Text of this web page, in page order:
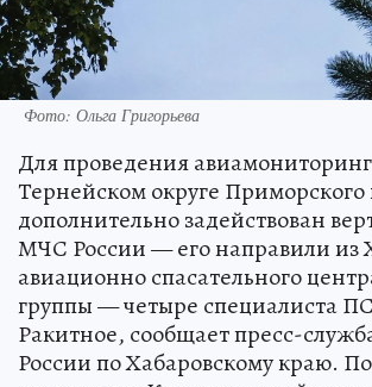
Фото: Ольга Григорьева
Для проведения
Тернейском округе Приморского
дополнительно задействован
МЧС России — его направили из
авиационно спасательного
группы — четыре специалиста
Ракитное, сообщает пресс-
России по Хабаровскому краю.